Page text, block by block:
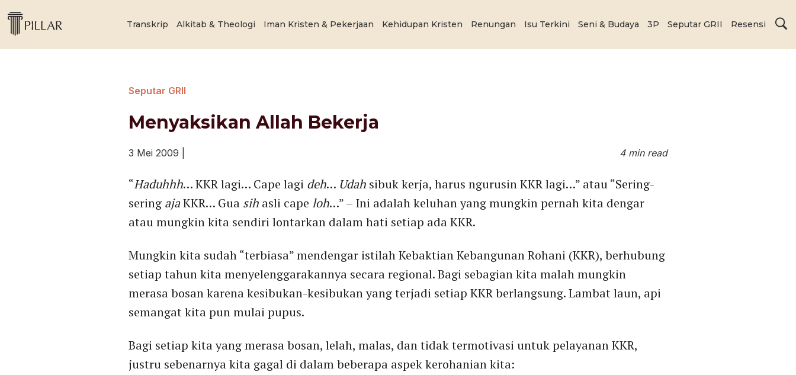
Transkrip Alkitab & Theologi Iman Kristen & Pekerjaan Kehidupan Kristen Renungan Isu Terkini Seni & Budaya 3P Seputar GRII Resensi
Seputar GRII
Menyaksikan Allah Bekerja
3 Mei 2009 4 min read
“Haduhhh… KKR lagi… Cape lagi deh… Udahsibuk kerja, harus ngurusin KKR lagi…” atau “Sering-
sering ajaKKR… Gua sihasli cape loh…” – Ini adalah keluhan yang mungkin pernah kita dengar
atau mungkin kita sendiri lontarkan dalam hati setiap ada KKR.
Mungkin kita sudah “terbiasa” mendengar istilah Kebaktian Kebangunan Rohani (KKR), berhubung
setiap tahun kita menyelenggarakannya secara regional. Bagi sebagian kita malah mungkin
merasa bosan karena kesibukan-kesibukan yang terjadi setiap KKR berlangsung. Lambat laun, api
semangat kita pun mulai pupus.
Bagi setiap kita yang merasa bosan, lelah, malas, dan tidak termotivasi untuk pelayanan KKR,
justru sebenarnya kita gagal di dalam beberapa aspek kerohanian kita: